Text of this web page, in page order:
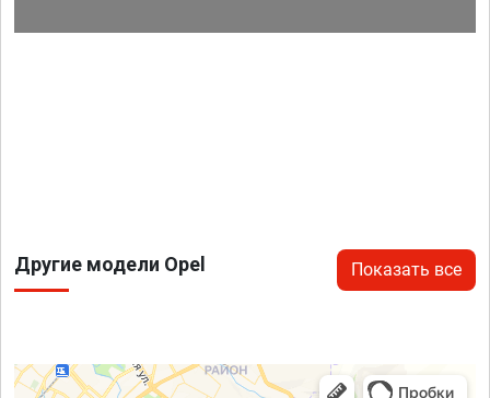
Другие модели Opel Показать все